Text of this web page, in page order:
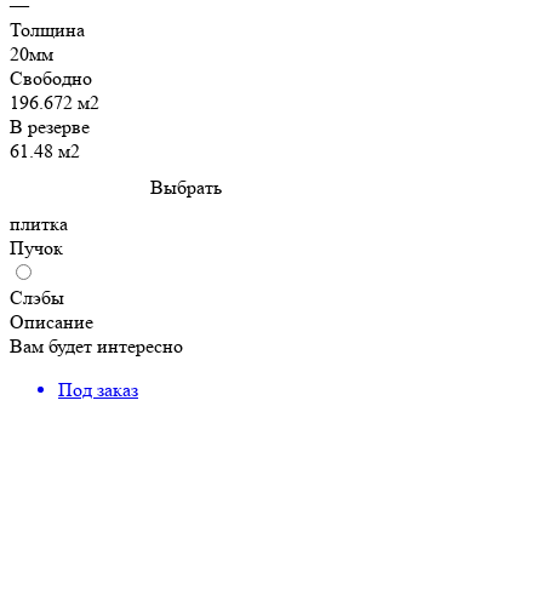
—
Толщина
20мм
Свободно
196.672 м2
В резерве
61.48 м2
Выбрать
плитка
Пучок
Слэбы
Описание
Вам будет интересно
Под заказ